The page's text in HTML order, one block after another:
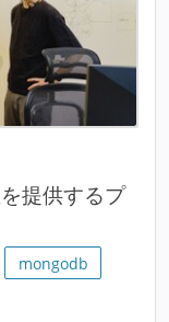
提供するプ
mongodb